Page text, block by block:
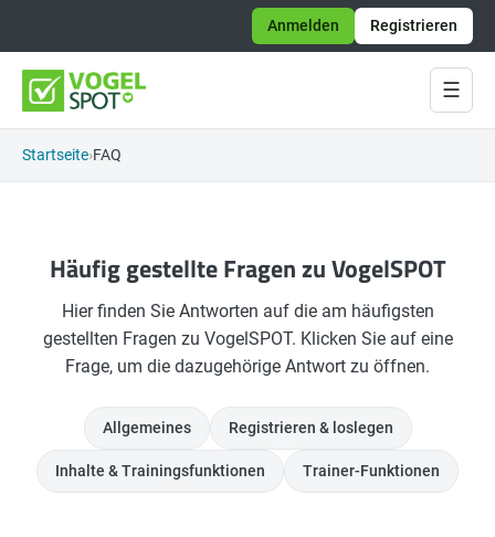
Anmelden Registrieren
☰
Startseite FAQ
Häufig gestellte Fragen zu VogelSPOT
Hier finden Sie Antworten auf die am häufigsten
gestellten Fragen zu VogelSPOT. Klicken Sie auf eine
Frage, um die dazugehörige Antwort zu öffnen.
Allgemeines Registrieren & loslegen
Inhalte & Trainingsfunktionen Trainer-Funktionen